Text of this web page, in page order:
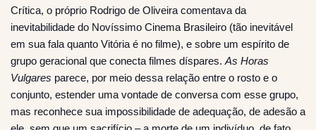
Crítica, o próprio Rodrigo de Oliveira comentava da
inevitabilidade do Novíssimo Cinema Brasileiro (tão inevitável
em sua fala quanto Vitória é no filme), e sobre um espírito de
grupo geracional que conecta filmes díspares. As Horas
Vulgares parece, por meio dessa relação entre o rosto e o
conjunto, estender uma vontade de conversa com esse grupo,
mas reconhece sua impossibilidade de adequação, de adesão a